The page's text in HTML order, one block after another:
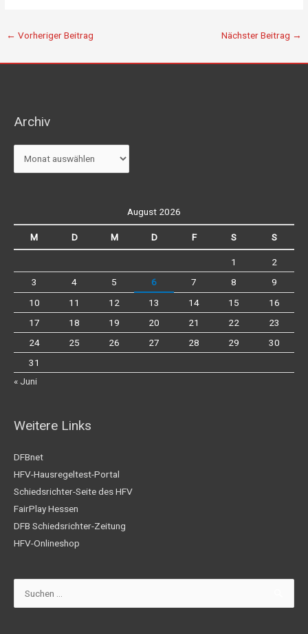
← Vorheriger Beitrag Nächster Beitrag →
Archiv
Archiv
August 2026
M D M D F S S
1
2
3
4 5 6 7 8
9
10
11 12 13 14 15
16
17
18 19 20 21 22
23
24
25 26 27 28 29
30
31
« Juni
Weitere Links
DFBnet
HFV-Hausregeltest-Portal
Schiedsrichter-Seite des HFV
FairPlay Hessen
DFB Schiedsrichter-Zeitung
HFV-Onlineshop
Suchen